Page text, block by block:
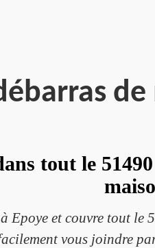
tout le
Epoye et couvre tout
vous joindre